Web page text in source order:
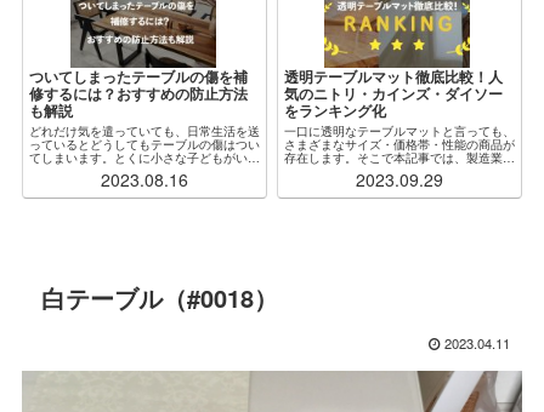
ついてしまったテーブルの傷を補
修するには？おすすめの防止方法
も解説
どれだけ気を遣っていても、日常生活を送
っているとどうしてもテーブルの傷はつい
てしまいます。とくに小さな子どもがいる
場合、ふとしたことがきっかけで木製・ガ
ラス製問わず傷だらけになってしまうこと
もしばしばです。傷をつけないように注意
2023.08.16
透明テーブルマット徹底比較！人
気のニトリ・カインズ・ダイソー
をランキング化
一口に透明なテーブルマットと言っても、
さまざまなサイズ・価格帯・性能の商品が
存在します。そこで本記事では、製造業者
からも見解をもらいつつ、特に人気な各社
の透明テーブルマットを厳選・比較し、ラ
ンキング化しました。加えて、「自分の状
2023.09.29
白テーブル（#0018）
2023.04.11